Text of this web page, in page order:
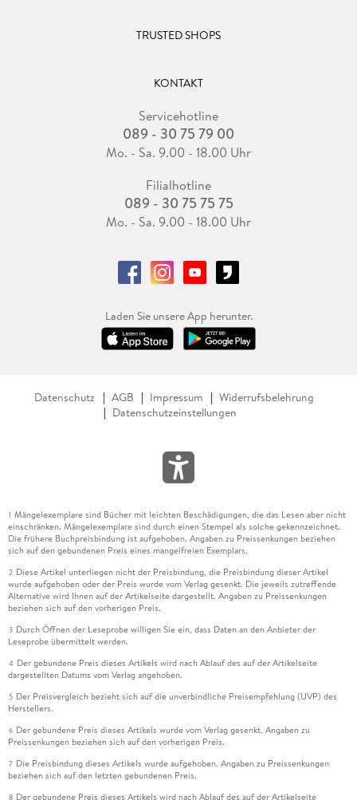
TRUSTED SHOPS
KONTAKT
Servicehotline
089 - 30 75 79 00
Mo. - Sa. 9.00 - 18.00 Uhr
Filialhotline
089 - 30 75 75 75
Mo. - Sa. 9.00 - 18.00 Uhr
Laden Sie unsere App herunter.
Datenschutz AGB Impressum
Widerrufsbelehrung
Datenschutzeinstellungen
1 Mängelexemplare sind Bücher mit leichten Beschädigungen, die das Lesen aber nicht
einschränken. Mängelexemplare sind durch einen Stempel als solche gekennzeichnet.
Die frühere Buchpreisbindung ist aufgehoben. Angaben zu Preissenkungen beziehen
sich auf den gebundenen Preis eines mangelfreien Exemplars.
2 Diese Artikel unterliegen nicht der Preisbindung, die Preisbindung dieser Artikel
wurde aufgehoben oder der Preis wurde vom Verlag gesenkt. Die jeweils zutreffende
Alternative wird Ihnen auf der Artikelseite dargestellt. Angaben zu Preissenkungen
beziehen sich auf den vorherigen Preis.
3 Durch Öffnen der Leseprobe willigen Sie ein, dass Daten an den Anbieter der
Leseprobe übermittelt werden.
4 Der gebundene Preis dieses Artikels wird nach Ablauf des auf der Artikelseite
dargestellten Datums vom Verlag angehoben.
5 Der Preisvergleich bezieht sich auf die unverbindliche Preisempfehlung (UVP) des
Herstellers.
6 Der gebundene Preis dieses Artikels wurde vom Verlag gesenkt. Angaben zu
Preissenkungen beziehen sich auf den vorherigen Preis.
7 Die Preisbindung dieses Artikels wurde aufgehoben. Angaben zu Preissenkungen
beziehen sich auf den letzten gebundenen Preis.
8 Der gebundene Preis dieses Artikels wird nach Ablauf des auf der Artikelseite